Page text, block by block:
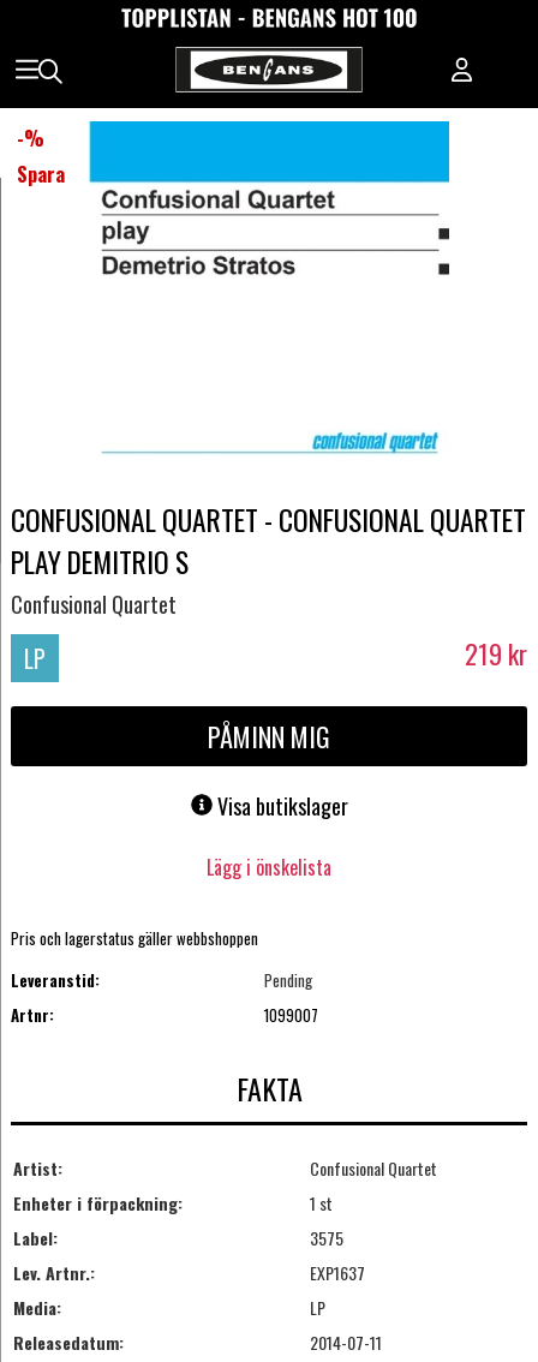
-%
Spara
CONFUSIONAL QUARTET - CONFUSIONAL QUARTET
PLAY DEMITRIO S
Confusional Quartet
LP 219 kr
PÅMINN MIG
Visa butikslager
Lägg i önskelista
Pris och lagerstatus gäller webbshoppen
Leveranstid:
Pending
Artnr:
1099007
FAKTA
Artist:
Confusional Quartet
Enheter i förpackning:
1 st
Label:
3575
Lev. Artnr.:
EXP1637
Media:
LP
Releasedatum:
2014-07-11